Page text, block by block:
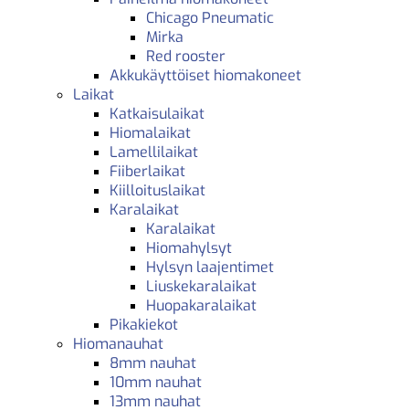
Chicago Pneumatic
Mirka
Red rooster
Akkukäyttöiset hiomakoneet
Laikat
Katkaisulaikat
Hiomalaikat
Lamellilaikat
Fiiberlaikat
Kiilloituslaikat
Karalaikat
Karalaikat
Hiomahylsyt
Hylsyn laajentimet
Liuskekaralaikat
Huopakaralaikat
Pikakiekot
Hiomanauhat
8mm nauhat
10mm nauhat
13mm nauhat